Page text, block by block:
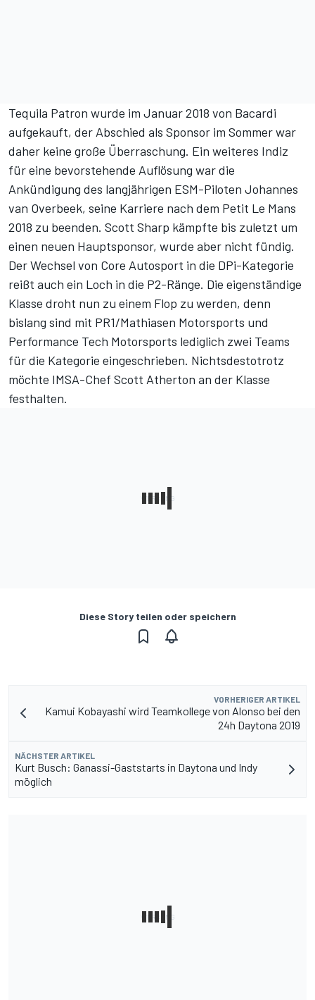
Tequila Patron wurde im Januar 2018 von Bacardi
aufgekauft, der Abschied als Sponsor im Sommer war
daher keine große Überraschung. Ein weiteres Indiz
für eine bevorstehende Auflösung war die
Ankündigung des langjährigen ESM-Piloten Johannes
van Overbeek, seine Karriere nach dem Petit Le Mans
2018 zu beenden. Scott Sharp kämpfte bis zuletzt um
einen neuen Hauptsponsor, wurde aber nicht fündig.
Der Wechsel von Core Autosport in die DPi-Kategorie
reißt auch ein Loch in die P2-Ränge. Die eigenständige
Klasse droht nun zu einem Flop zu werden, denn
bislang sind mit PR1/Mathiasen Motorsports und
Performance Tech Motorsports lediglich zwei Teams
für die Kategorie eingeschrieben. Nichtsdestotrotz
möchte IMSA-Chef Scott Atherton an der Klasse
festhalten.
Diese Story teilen oder speichern
VORHERIGER ARTIKEL
Kamui Kobayashi wird Teamkollege von Alonso bei den
24h Daytona 2019
NÄCHSTER ARTIKEL
Kurt Busch: Ganassi-Gaststarts in Daytona und Indy
möglich